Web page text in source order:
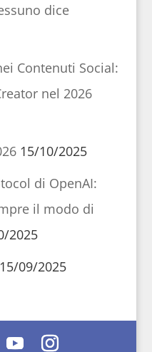
dice
Contenuti Social:
nel 2026
15/10/2025
di OpenAI:
il modo di
2025
15/09/2025